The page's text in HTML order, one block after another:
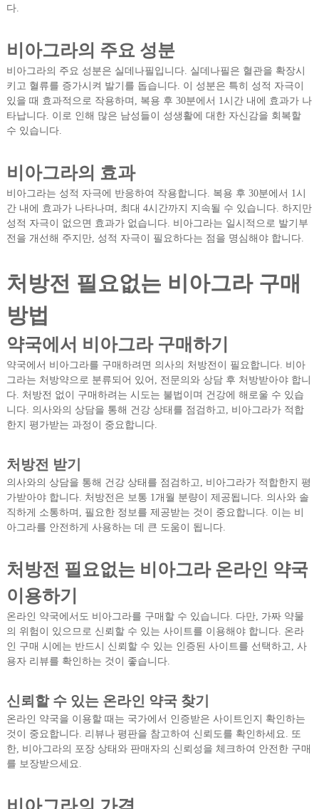
다.
비아그라의 주요 성분
비아그라의 주요 성분은 실데나필입니다. 실데나필은 혈관을 확장시
키고 혈류를 증가시켜 발기를 돕습니다. 이 성분은 특히 성적 자극이
있을 때 효과적으로 작용하며, 복용 후 30분에서 1시간 내에 효과가 나
타납니다. 이로 인해 많은 남성들이 성생활에 대한 자신감을 회복할
수 있습니다.
비아그라의 효과
비아그라는 성적 자극에 반응하여 작용합니다. 복용 후 30분에서 1시
간 내에 효과가 나타나며, 최대 4시간까지 지속될 수 있습니다. 하지만
성적 자극이 없으면 효과가 없습니다. 비아그라는 일시적으로 발기부
전을 개선해 주지만, 성적 자극이 필요하다는 점을 명심해야 합니다.
처방전 필요없는 비아그라 구매
방법
약국에서 비아그라 구매하기
약국에서 비아그라를 구매하려면 의사의 처방전이 필요합니다. 비아
그라는 처방약으로 분류되어 있어, 전문의와 상담 후 처방받아야 합니
다. 처방전 없이 구매하려는 시도는 불법이며 건강에 해로울 수 있습
니다. 의사와의 상담을 통해 건강 상태를 점검하고, 비아그라가 적합
한지 평가받는 과정이 중요합니다.
처방전 받기
의사와의 상담을 통해 건강 상태를 점검하고, 비아그라가 적합한지 평
가받아야 합니다. 처방전은 보통 1개월 분량이 제공됩니다. 의사와 솔
직하게 소통하며, 필요한 정보를 제공받는 것이 중요합니다. 이는 비
아그라를 안전하게 사용하는 데 큰 도움이 됩니다.
처방전 필요없는 비아그라 온라인 약국
이용하기
온라인 약국에서도 비아그라를 구매할 수 있습니다. 다만, 가짜 약물
의 위험이 있으므로 신뢰할 수 있는 사이트를 이용해야 합니다. 온라
인 구매 시에는 반드시 신뢰할 수 있는 인증된 사이트를 선택하고, 사
용자 리뷰를 확인하는 것이 좋습니다.
신뢰할 수 있는 온라인 약국 찾기
온라인 약국을 이용할 때는 국가에서 인증받은 사이트인지 확인하는
것이 중요합니다. 리뷰나 평판을 참고하여 신뢰도를 확인하세요. 또
한, 비아그라의 포장 상태와 판매자의 신뢰성을 체크하여 안전한 구매
를 보장받으세요.